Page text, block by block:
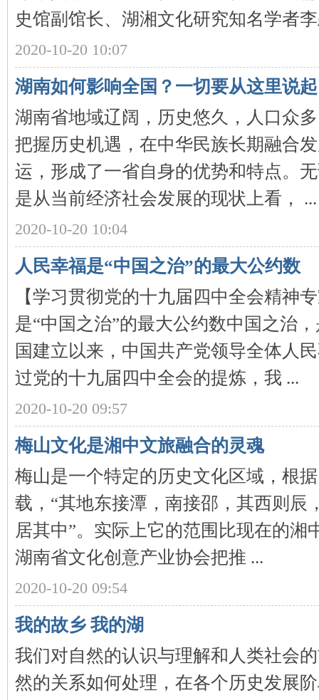
长
网
史馆副馆长、湖湘文化研究知名学者
2020-10-20 10:07
湖南如何影响全国？一切要从这里说起
湖南省地域辽阔，历史悠久，人口众
把握历史机遇，在中华民族长期融合
运，形成了一省自身的优势和特点。
是从当前经济社会发展的现状上看， ...
2020-10-20 10:04
人民幸福是“中国之治”的最大公约数
【学习贯彻党的十九届四中全会精神
是“中国之治”的最大公约数中国之治
国建立以来，中国共产党领导全体人
过党的十九届四中全会的提炼，我 ...
2020-10-20 09:57
梅山文化是湘中文旅融合的灵魂
梅山是一个特定的历史文化区域，根
载，“其地东接潭，南接邵，其西则辰
居其中”。实际上它的范围比现在的湘
湖南省文化创意产业协会把推 ...
2020-10-20 09:54
我的故乡 我的湖
我们对自然的认识与理解和人类社会
然的关系如何处理，在各个历史发展